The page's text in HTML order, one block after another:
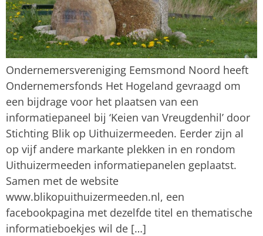
Ondernemersvereniging Eemsmond Noord heeft
Ondernemersfonds Het Hogeland gevraagd om
een bijdrage voor het plaatsen van een
informatiepaneel bij ‘Keien van Vreugdenhil’ door
Stichting Blik op Uithuizermeeden. Eerder zijn al
op vijf andere markante plekken in en rondom
Uithuizermeeden informatiepanelen geplaatst.
Samen met de website
www.blikopuithuizermeeden.nl, een
facebookpagina met dezelfde titel en thematische
informatieboekjes wil de […]